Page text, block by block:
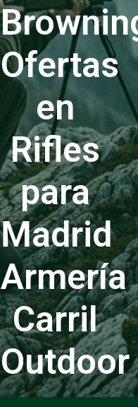
Ofertas
en
Rifles
para
Madrid
Armería
Carril
Outdoor